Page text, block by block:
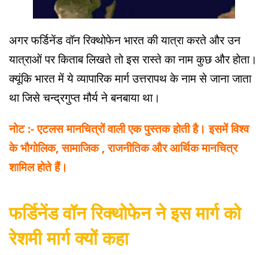
अगर फर्डिनेंड वॉन रिक्थोफेन भारत की यात्रा करते और उन
यात्राओं पर किताब लिखते तो इस रास्ते का नाम कुछ और होता।
क्यूंकि भारत में ये व्यापारिक मार्ग उत्तरापथ के नाम से जाना जाता
था जिसे चन्द्रगुप्त मौर्य ने बनबाया था।
नोट :- एटलस मानचित्रों वाली एक पुस्तक होती है। इसमें विश्व
के भौगोलिक, सामाजिक , राजनीतिक और आर्थिक मानचित्र
शामिल होते हैं।
फर्डिनेंड वॉन रिक्थोफेन ने इस मार्ग को
रेशमी मार्ग क्यों कहा